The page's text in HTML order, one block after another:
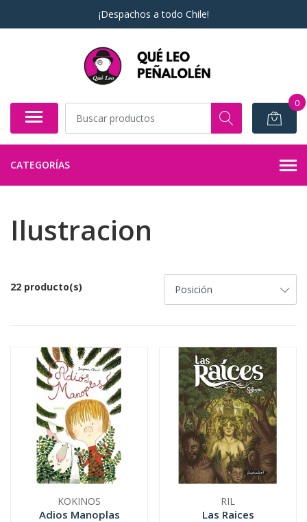
¡Despachos a todo Chile!
0
CATEGORÍAS
Ilustracion
22 producto(s)
KOKINOS
Adios Manoplas
RIL
Las Raices